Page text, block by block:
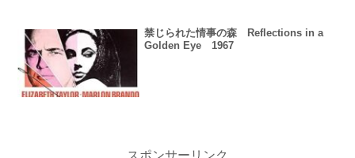
禁じられた情事の森 Reflections in a
Golden Eye 1967